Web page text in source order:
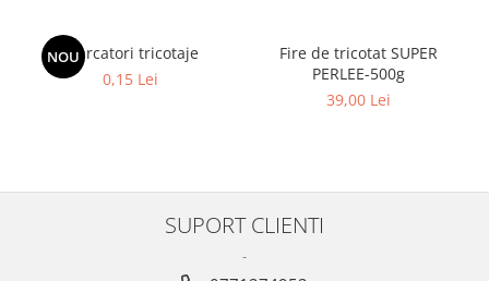
NOUMarcatori tricotaje
0,15 Lei
Fire de tricotat SUPER
PERLEE-500g
39,00 Lei
SUPORT CLIENTI
-